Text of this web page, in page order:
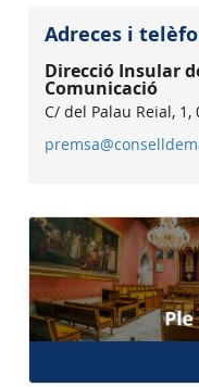
Adreces i
Direcció Insular
Comunicació
C/ del Palau Reial, 1,